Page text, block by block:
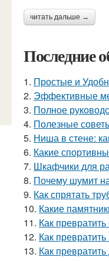
читать дальше →
Последние
1. Простые и
2. Эффективные
3. Полное
4. Полезные
5. Ниша в стене:
6. Какие
7. Шкафчики для
8. Почему шумит
9. Как спрятать
10. Какие
11. Как
12. Как
13. Как